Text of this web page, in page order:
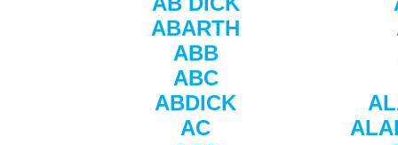
ABARTH
ABB
ABC
ABDICK
AC